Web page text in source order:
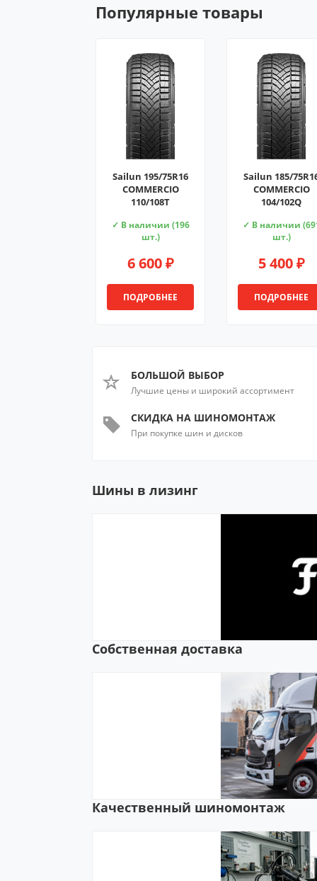
Популярные товары
Sailun 195/75R16
COMMERCIO
110/108T
✓ В наличии (196
шт.)
6 600 ₽
ПОДРОБНЕЕ
Sailun 185/
COMMERCIO
104/102Q
✓ В наличии
шт.)
5 400 ₽
ПОДРОБНЕЕ
БОЛЬШОЙ ВЫБОР
Лучшие цены и широкий ассортимент
СКИДКА НА ШИНОМОНТАЖ
При покупке шин и дисков
Шины в лизинг
Собственная доставка
Качественный шиномонтаж